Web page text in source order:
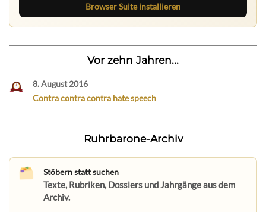
Browser Suite installieren
Vor zehn Jahren...
8. August 2016
Contra contra contra hate speech
Ruhrbarone-Archiv
Stöbern statt suchen
Texte, Rubriken, Dossiers und Jahrgänge aus dem
Archiv.